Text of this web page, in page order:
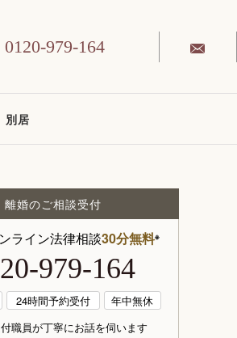
0120-979-164
別居
離婚のご相談受付
ライン法律相談30分無料※
979-164
24時間予約受付
年中無休
職員が丁寧にお話を伺います